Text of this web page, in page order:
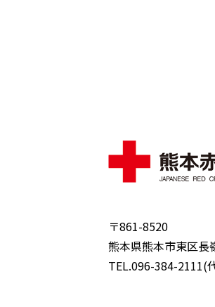
〒861-8520
熊本県熊本市東区長
TEL.096-384-2111(